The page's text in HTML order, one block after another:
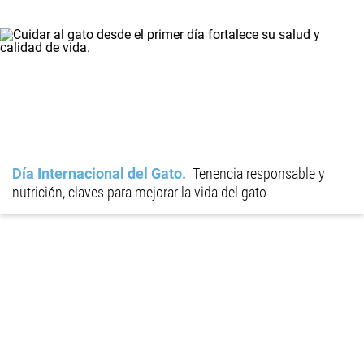
Día Internacional del Gato
Tenencia responsable y
nutrición, claves para mejorar la vida del gato